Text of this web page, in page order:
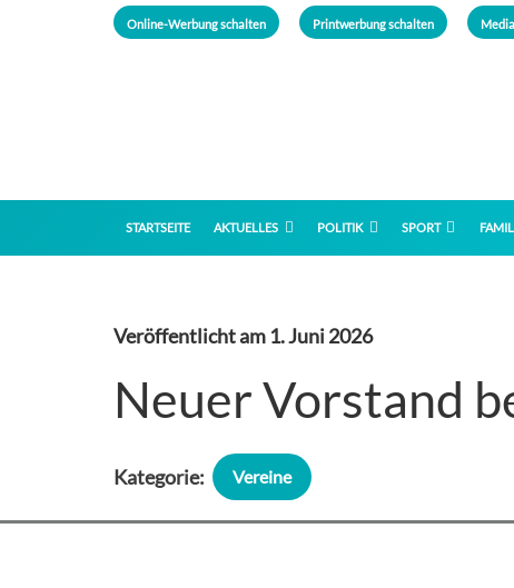
Online-Werbung schalten Printwerbung schalten
STARTSEITE AKTUELLES POLITIK SPORT
Veröffentlicht am 1. Juni 2026
Neuer Vorstand
Kategorie: Vereine